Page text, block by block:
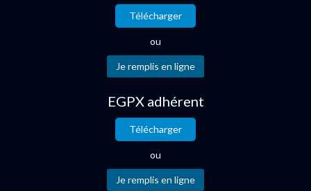
Télécharger
ou
EGPX adhérent
Télécharger
ou